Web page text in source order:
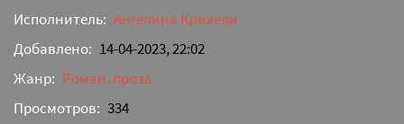
Исполнитель: Ангелина Крихели
Добавлено: 14-04-2023, 22:02
Жанр: Роман, проза
Просмотров: 334